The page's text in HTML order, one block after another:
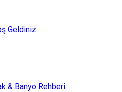
Geldiniz
& Banyo Rehberi